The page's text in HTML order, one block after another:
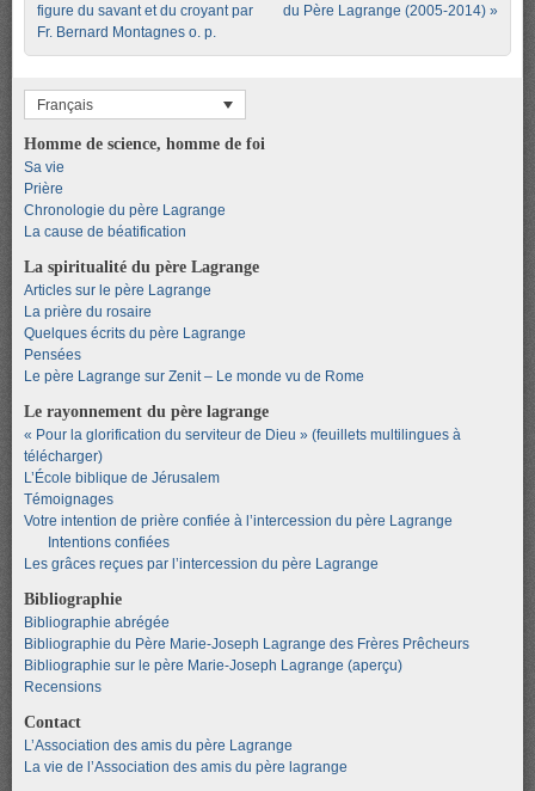
figure du savant et du croyant par
Fr. Bernard Montagnes o. p.
du Père Lagrange (2005-2014) »
Français
Homme de science, homme de foi
Sa vie
Prière
Chronologie du père Lagrange
La cause de béatification
La spiritualité du père Lagrange
Articles sur le père Lagrange
La prière du rosaire
Quelques écrits du père Lagrange
Pensées
Le père Lagrange sur Zenit – Le monde vu de Rome
Le rayonnement du père lagrange
« Pour la glorification du serviteur de Dieu » (feuillets multilingues à
télécharger)
L’École biblique de Jérusalem
Témoignages
Votre intention de prière confiée à l’intercession du père Lagrange
Intentions confiées
Les grâces reçues par l’intercession du père Lagrange
Bibliographie
Bibliographie abrégée
Bibliographie du Père Marie-Joseph Lagrange des Frères Prêcheurs
Bibliographie sur le père Marie-Joseph Lagrange (aperçu)
Recensions
Contact
L’Association des amis du père Lagrange
La vie de l’Association des amis du père lagrange